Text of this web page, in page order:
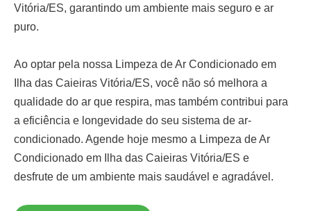
Vitória/ES, garantindo um ambiente mais seguro e ar
puro.
Ao optar pela nossa Limpeza de Ar Condicionado em
Ilha das Caieiras Vitória/ES, você não só melhora a
qualidade do ar que respira, mas também contribui para
a eficiência e longevidade do seu sistema de ar-
condicionado. Agende hoje mesmo a Limpeza de Ar
Condicionado em Ilha das Caieiras Vitória/ES e
desfrute de um ambiente mais saudável e agradável.